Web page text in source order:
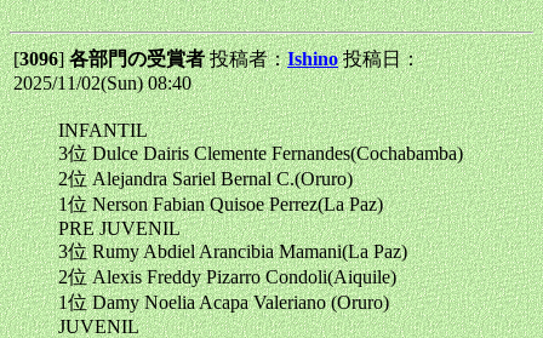
[3096]各部門の受賞者投稿者：Ishino 投稿日：
2025/11/02(Sun) 08:40
INFANTIL
3位 Dulce Dairis Clemente Fernandes(Cochabamba)
2位 Alejandra Sariel Bernal C.(Oruro)
1位 Nerson Fabian Quisoe Perrez(La Paz)
PRE JUVENIL
3位 Rumy Abdiel Arancibia Mamani(La Paz)
2位 Alexis Freddy Pizarro Condoli(Aiquile)
1位 Damy Noelia Acapa Valeriano (Oruro)
JUVENIL